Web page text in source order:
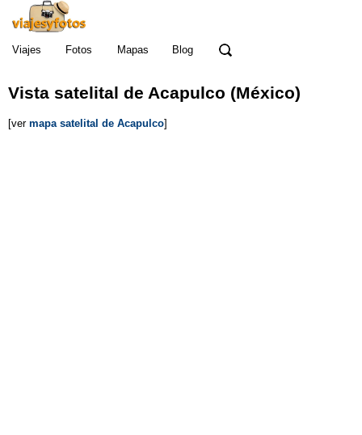
Viajes Fotos Mapas Blog
Vista satelital de Acapulco (México)
[ver mapa satelital de Acapulco]